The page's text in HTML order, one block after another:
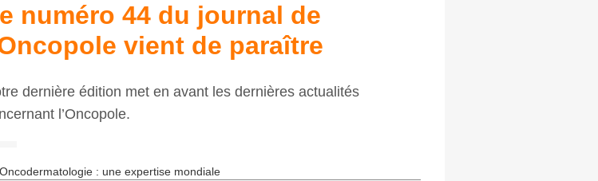
numéro 44 du journal de
vient de paraître
dernière édition met en avant les dernières actualités
l’Oncopole.
Oncodermatologie : une expertise mondiale